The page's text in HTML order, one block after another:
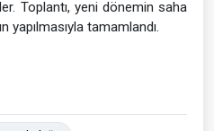
Toplantı, yeni dönemin saha
yapılmasıyla tamamlandı.